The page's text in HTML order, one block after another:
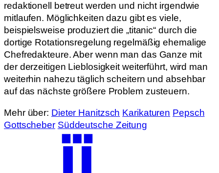
redaktionell betreut werden und nicht irgendwie
mitlaufen. Möglichkeiten dazu gibt es viele,
beispielsweise produziert die „titanic“ durch die
dortige Rotationsregelung regelmäßig ehemalige
Chefredakteure. Aber wenn man das Ganze mit
der derzeitigen Lieblosigkeit weiterführt, wird man
weiterhin nahezu täglich scheitern und absehbar
auf das nächste größere Problem zusteuern.
Mehr über: Dieter Hanitzsch Karikaturen Pepsch
Gottscheber Süddeutsche Zeitung